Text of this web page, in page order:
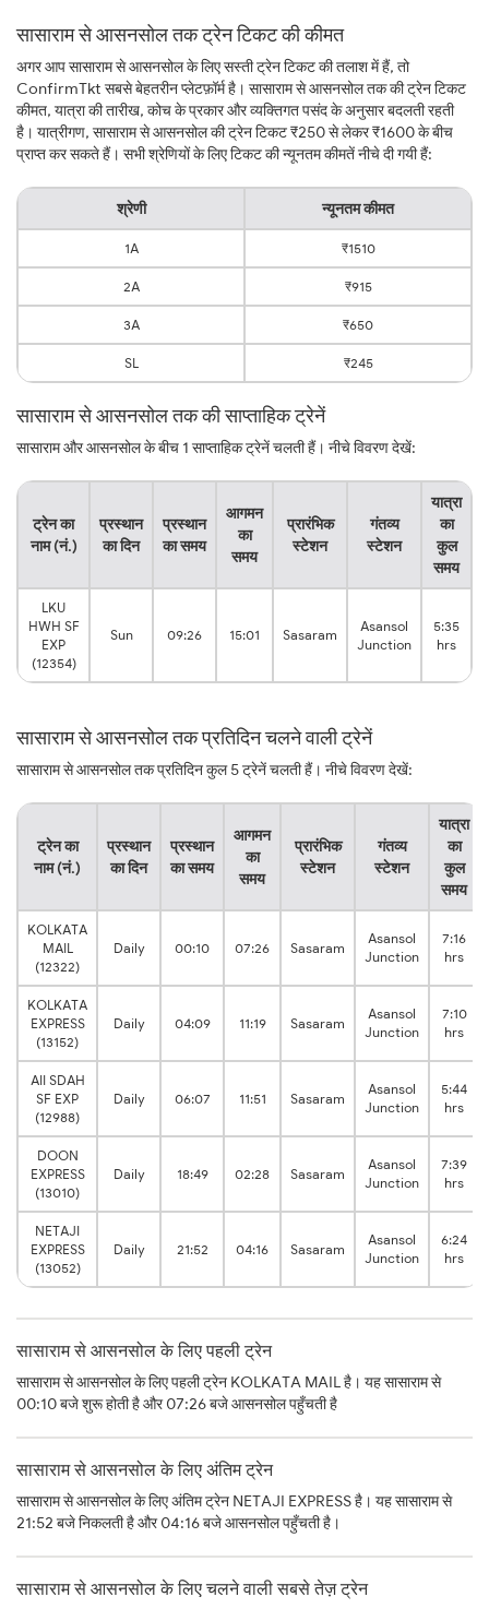
सासाराम से आसनसोल तक ट्रेन टिकट की कीमत
अगर आप सासाराम से आसनसोल के लिए सस्ती ट्रेन टिकट की तलाश में हैं, तो
ConfirmTkt सबसे बेहतरीन प्लेटफ़ॉर्म है। सासाराम से आसनसोल तक की ट्रेन टिकट
कीमत, यात्रा की तारीख, कोच के प्रकार और व्यक्तिगत पसंद के अनुसार बदलती रहती
है। यात्रीगण, सासाराम से आसनसोल की ट्रेन टिकट ₹250 से लेकर ₹1600 के बीच
प्राप्त कर सकते हैं। सभी श्रेणियों के लिए टिकट की न्यूनतम कीमतें नीचे दी गयी हैं:
श्रेणी न्यूनतम कीमत
1A ₹1510
2A ₹915
3A ₹650
SL ₹245
सासाराम से आसनसोल तक की साप्ताहिक ट्रेनें
सासाराम और आसनसोल के बीच 1 साप्ताहिक ट्रेनें चलती हैं। नीचे विवरण देखें:
ट्रेन का
नाम (नं.)
प्रस्थान
का दिन
प्रस्थान
का समय
आगमन
का
समय
प्रारंभिक
स्टेशन
गंतव्य
स्टेशन
यात्रा
का
कुल
समय
LKU
HWH SF
EXP
(12354)
Sun 09:26 15:01 Sasaram
Asansol
Junction
5:35
hrs
सासाराम से आसनसोल तक प्रतिदिन चलने वाली ट्रेनें
सासाराम से आसनसोल तक प्रतिदिन कुल 5 ट्रेनें चलती हैं। नीचे विवरण देखें:
ट्रेन का
नाम (नं.)
प्रस्थान
का दिन
प्रस्थान
का समय
आगमन
का
समय
प्रारंभिक
स्टेशन
गंतव्य
स्टेशन
यात्रा
का
कुल
समय
KOLKATA
MAIL
(12322)
Daily 00:10 07:26 Sasaram
Asansol
Junction
7:16
hrs
KOLKATA
EXPRESS
(13152)
Daily 04:09 11:19 Sasaram
Asansol
Junction
7:10
hrs
AII SDAH
SF EXP
(12988)
Daily 06:07 11:51 Sasaram
Asansol
Junction
5:44
hrs
DOON
EXPRESS
(13010)
Daily 18:49 02:28 Sasaram
Asansol
Junction
7:39
hrs
NETAJI
EXPRESS
(13052)
Daily 21:52 04:16 Sasaram
Asansol
Junction
6:24
hrs
सासाराम से आसनसोल के लिए पहली ट्रेन
सासाराम से आसनसोल के लिए पहली ट्रेन KOLKATA MAIL है। यह सासाराम से
00:10 बजे शुरू होती है और 07:26 बजे आसनसोल पहुँचती है
सासाराम से आसनसोल के लिए अंतिम ट्रेन
सासाराम से आसनसोल के लिए अंतिम ट्रेन NETAJI EXPRESS है। यह सासाराम से
21:52 बजे निकलती है और 04:16 बजे आसनसोल पहुँचती है।
सासाराम से आसनसोल के लिए चलने वाली सबसे तेज़ ट्रेन